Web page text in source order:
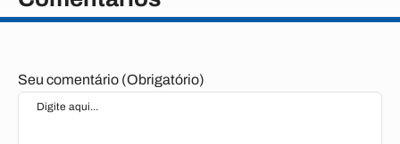
Seu comentário (Obrigatório)